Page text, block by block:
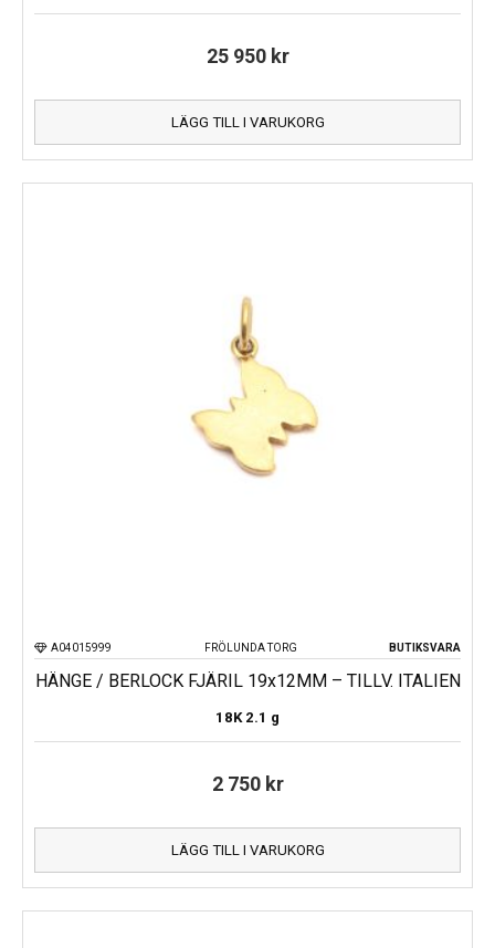
25 950 kr
LÄGG TILL I VARUKORG
FRÖLUNDA TORG
A04015999 BUTIKSVARA
HÄNGE / BERLOCK FJÄRIL 19x12MM – TILLV. ITALIEN
18K 2.1 g
2 750 kr
LÄGG TILL I VARUKORG